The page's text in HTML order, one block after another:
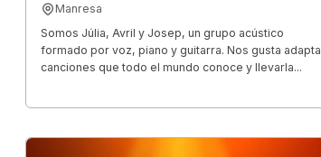
Manresa
Somos Júlia, Avril y Josep, un grupo acústico
formado por voz, piano y guitarra. Nos gusta
canciones que todo el mundo conoce y llevarla...